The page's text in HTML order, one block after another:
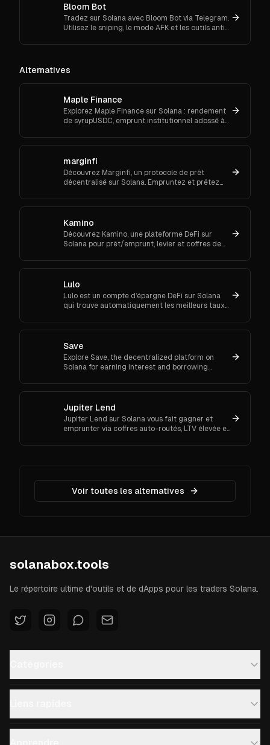
Bloom Bot
Tradez sur Solana avec Bloom Bot via Telegram.
Utilisez le sniping, le mode AFK et les outils anti-
transactions crypto.
Alternatives
Maple Finance
Explorez Maple Finance sur Solana : rendement
de syrupUSDC, emprunt institutionnel adossé à
Kamino/Orca.
marginfi
Découvrez Marginfi, un protocole de prêt
décentralisé sur Solana. Empruntez et prêtez
Kamino
Découvrez Kamino, une plateforme DeFi sur
Solana pour prêt/emprunt, levier et coffres de
liquidations & démarrage
Lulo
Lulo est un compte d’épargne DeFi sur Solana
qui trouve automatiquement les meilleurs taux
manuel.
Save
Explore Save, the decentralized platform on
Solana for earning interest and borrowing
and transparent.
Jupiter Lend
Jupiter Lend sur Solana vous fait gagner et
emprunter via coffres auto-routés, LTV élevée et
Lancez-vous.
Voir toutes les alternatives
solanabox.tools
Le répertoire ultime d'outils et de dApps pour les traders Solana.